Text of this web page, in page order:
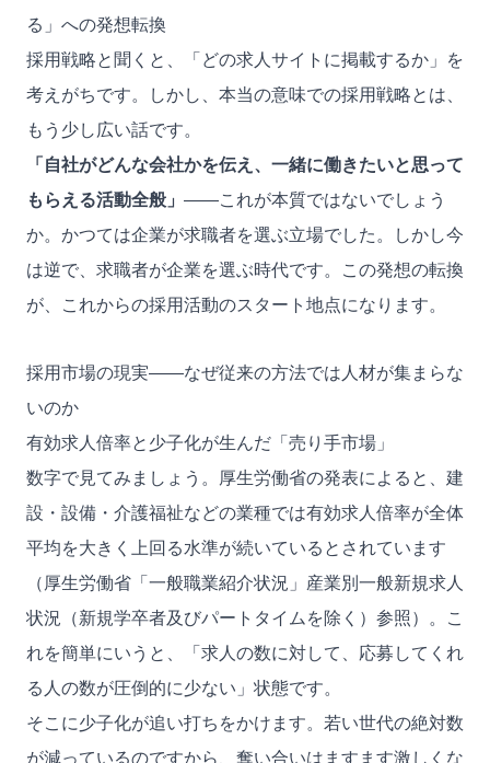
る」への発想転換
採用戦略と聞くと、「どの求人サイトに掲載するか」を
考えがちです。しかし、本当の意味での採用戦略とは、
もう少し広い話です。
「自社がどんな会社かを伝え、一緒に働きたいと思って
もらえる活動全般」 ——これが本質ではないでしょう
か。かつては企業が求職者を選ぶ立場でした。しかし今
は逆で、求職者が企業を選ぶ時代です。この発想の転換
が、これからの採用活動のスタート地点になります。
採用市場の現実——なぜ従来の方法では人材が集まらな
いのか
有効求人倍率と少子化が生んだ「売り手市場」
数字で見てみましょう。厚生労働省の発表によると、建
設・設備・介護福祉などの業種では有効求人倍率が全体
平均を大きく上回る水準が続いているとされています
（ 厚生労働省「一般職業紹介状況」産業別一般新規求人
状況（新規学卒者及びパートタイムを除く） 参照）。こ
れを簡単にいうと、「求人の数に対して、応募してくれ
る人の数が圧倒的に少ない」状態です。
そこに少子化が追い打ちをかけます。若い世代の絶対数
が減っているのですから、奪い合いはますます激しくな